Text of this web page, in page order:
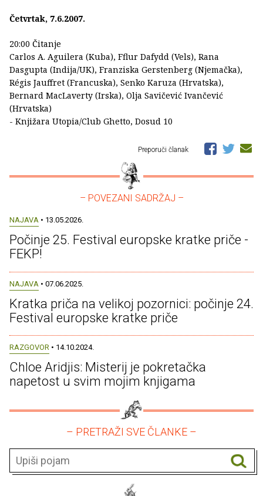
Četvrtak, 7.6.2007.
20:00 Čitanje
Carlos A. Aguilera (Kuba), Fflur Dafydd (Vels), Rana
Dasgupta (Indija/UK), Franziska Gerstenberg (Njemačka),
Régis Jauffret (Francuska), Senko Karuza (Hrvatska),
Bernard MacLaverty (Irska), Olja Savičević Ivančević
(Hrvatska)
- Knjižara Utopia/Club Ghetto, Dosud 10
Preporuči članak
– POVEZANI SADRŽAJ –
NAJAVA • 13.05.2026.
Počinje 25. Festival europske kratke priče -
FEKP!
NAJAVA • 07.06.2025.
Kratka priča na velikoj pozornici: počinje 24.
Festival europske kratke priče
RAZGOVOR • 14.10.2024.
Chloe Aridjis: Misterij je pokretačka
napetost u svim mojim knjigama
– PRETRAŽI SVE ČLANKE –